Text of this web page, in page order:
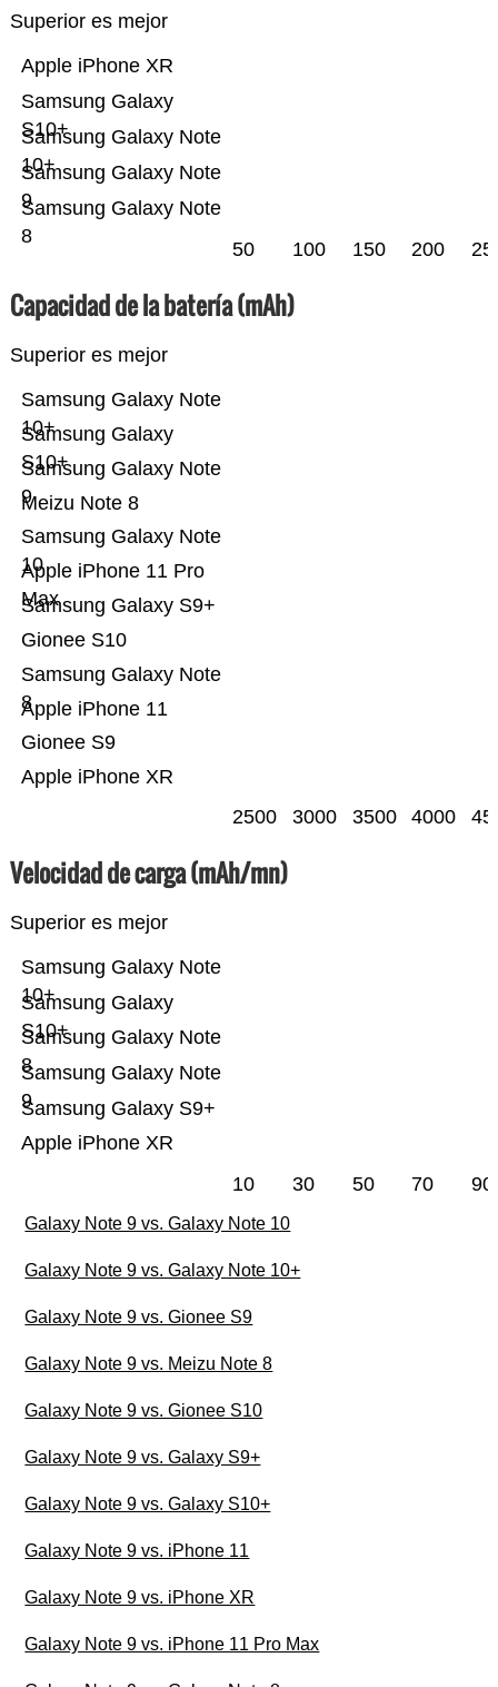
Superior es mejor
Samsung Galaxy Note
8
Samsung Galaxy Note
9
Samsung Galaxy Note
10+
Samsung Galaxy
S10+
Apple iPhone XR
50 100 150 200
Capacidad de la batería (mAh)
Superior es mejor
Apple iPhone XR
Gionee S9
Apple iPhone 11
Samsung Galaxy Note
8
Gionee S10
Samsung Galaxy S9+
Apple iPhone 11 Pro
Max
Samsung Galaxy Note
10
Meizu Note 8
Samsung Galaxy Note
9
Samsung Galaxy
S10+
Samsung Galaxy Note
10+
2500 3000 3500 4000
Velocidad de carga (mAh/mn)
Superior es mejor
Apple iPhone XR
Samsung Galaxy S9+
Samsung Galaxy Note
9
Samsung Galaxy Note
8
Samsung Galaxy
S10+
Samsung Galaxy Note
10+
10 30 50 70 90
Galaxy Note 9 vs. Galaxy Note 10
Galaxy Note 9 vs. Galaxy Note 10+
Galaxy Note 9 vs. Gionee S9
Galaxy Note 9 vs. Meizu Note 8
Galaxy Note 9 vs. Gionee S10
Galaxy Note 9 vs. Galaxy S9+
Galaxy Note 9 vs. Galaxy S10+
Galaxy Note 9 vs. iPhone 11
Galaxy Note 9 vs. iPhone XR
Galaxy Note 9 vs. iPhone 11 Pro Max